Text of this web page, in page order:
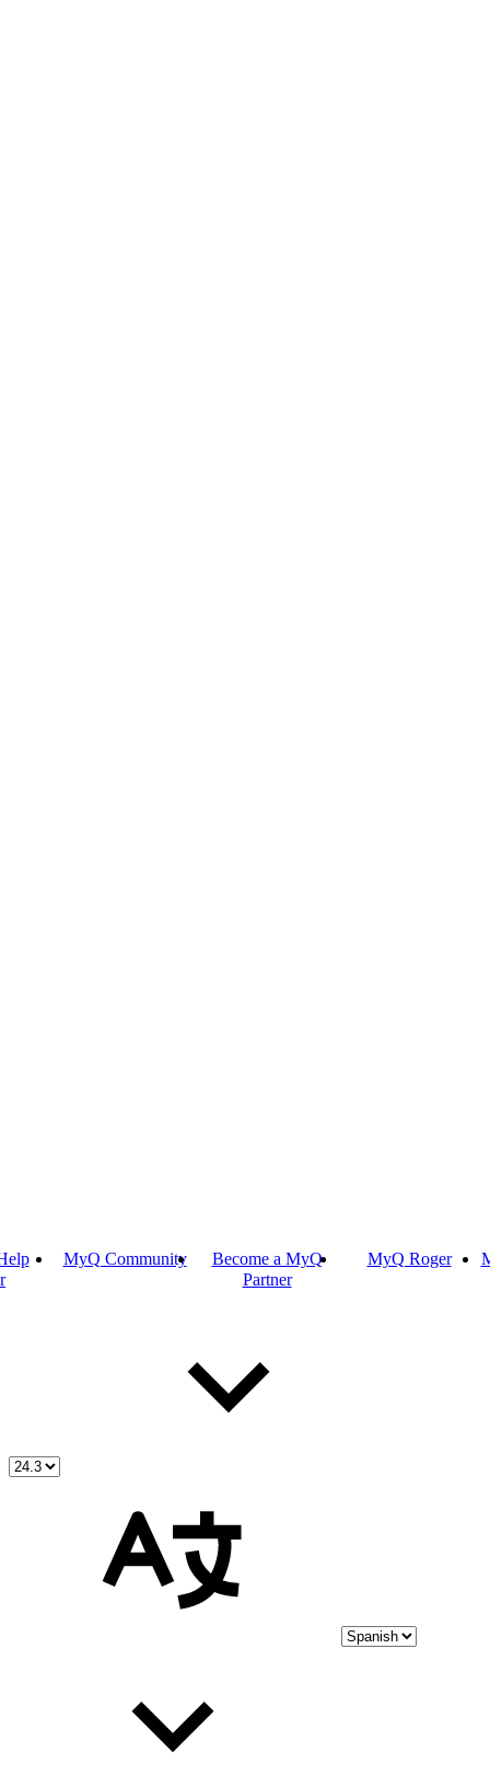
MyQ Community
Become a MyQ
Partner
MyQ Roger